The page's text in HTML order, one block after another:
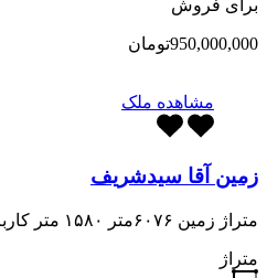
برای فروش
950,000,000تومان
مشاهده ملک
زمین آقا سیدشریف
متراژ زمین ۶۰۷۶متر ۱۵۸۰ متر کاربری مسکونی با استعلام بنیاد…
متراژ